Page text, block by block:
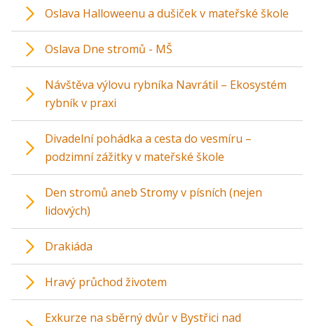
Oslava Halloweenu a dušiček v mateřské škole
Oslava Dne stromů - MŠ
Návštěva výlovu rybníka Navrátil – Ekosystém
rybník v praxi
Divadelní pohádka a cesta do vesmíru –
podzimní zážitky v mateřské škole
Den stromů aneb Stromy v písních (nejen
lidových)
Drakiáda
Hravý průchod životem
Exkurze na sběrný dvůr v Bystřici nad